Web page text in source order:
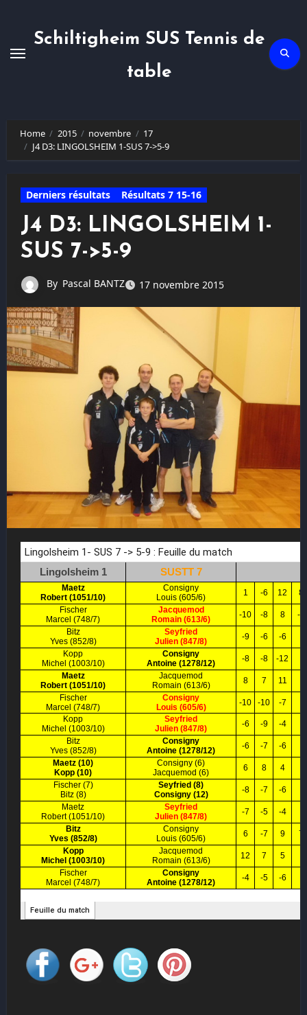
Schiltigheim SUS Tennis de
table
Home 2015 novembre
17
J4 D3: LINGOLSHEIM 1-SUS 7->5-9
Derniers résultats Résultats 7 15-16
J4 D3: LINGOLSHEIM 1-
SUS 7->5-9
By Pascal BANTZ 17 novembre 2015